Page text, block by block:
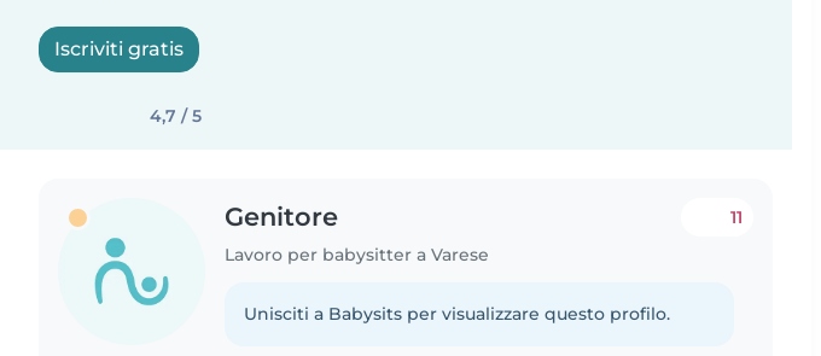
Iscriviti gratis
4,7 / 5
Genitore
Lavoro per babysitter a Varese
11
Unisciti a Babysits per visualizzare questo profilo.